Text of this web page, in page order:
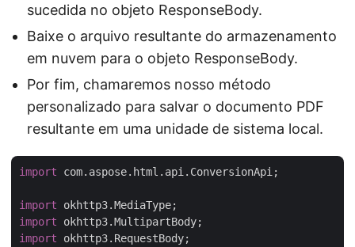
sucedida no objeto ResponseBody.
Baixe o arquivo resultante do armazenamento
em nuvem para o objeto ResponseBody.
Por fim, chamaremos nosso método
personalizado para salvar o documento PDF
resultante em uma unidade de sistema local.
import com.aspose.html.api.ConversionApi;
import
import
import